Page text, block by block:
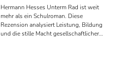
Hermann Hesses Unterm Rad ist weit
mehr als ein Schulroman. Diese
Rezension analysiert Leistung, Bildung
und die stille Macht gesellschaftlicher